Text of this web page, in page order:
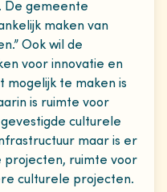
De gemeente
maken van
Ook wil de
voor innovatie en
mogelijk te maken is
is ruimte voor
culturele
maar is er
projecten, ruimte voor
culturele projecten.